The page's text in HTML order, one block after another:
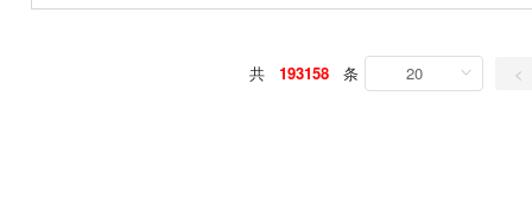
共 193158 条 20 <